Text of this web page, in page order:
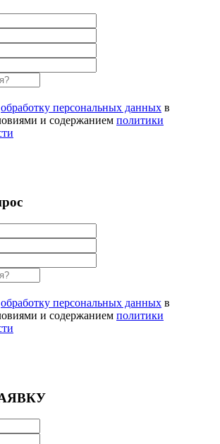
обработку персональных данных в
и содержанием политики
обработку персональных данных в
и содержанием политики